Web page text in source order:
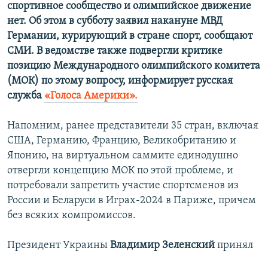
спортивное сообщество и олимпийское движение
нет. Об этом в субботу заявил накануне МВД
Германии, курирующий в стране спорт, сообщают
СМИ. В ведомстве также подвергли критике
позицию Международного олимпийского комитета
(МОК) по этому вопросу, информирует русская
служба «Голоса Америки».
Напомним, ранее представители 35 стран, включая
США, Германию, Францию, Великобританию и
Японию, на виртуальном саммите единодушно
отвергли концепцию МОК по этой проблеме, и
потребовали запретить участие спортсменов из
России и Беларуси в Играх-2024 в Париже, причем
без всяких компромиссов.
Президент Украины Владимир Зеленский принял